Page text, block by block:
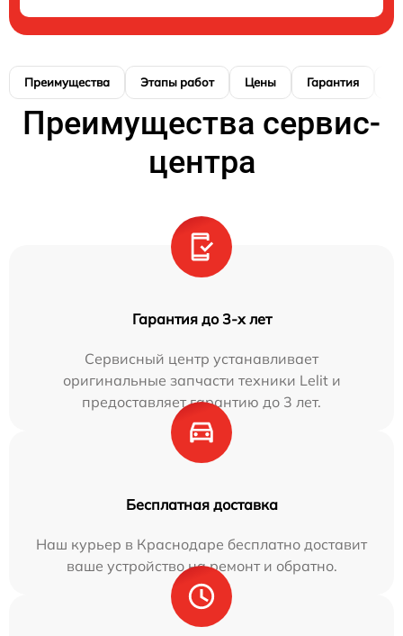
Преимущества Этапы работ Цены Гарантия
Преимущества сервис-
центра
Гарантия до 3-х лет
Сервисный центр устанавливает
оригинальные запчасти техники Lelit и
предоставляет гарантию до 3 лет.
Бесплатная доставка
Наш курьер в Краснодаре бесплатно доставит
ваше устройство на ремонт и обратно.